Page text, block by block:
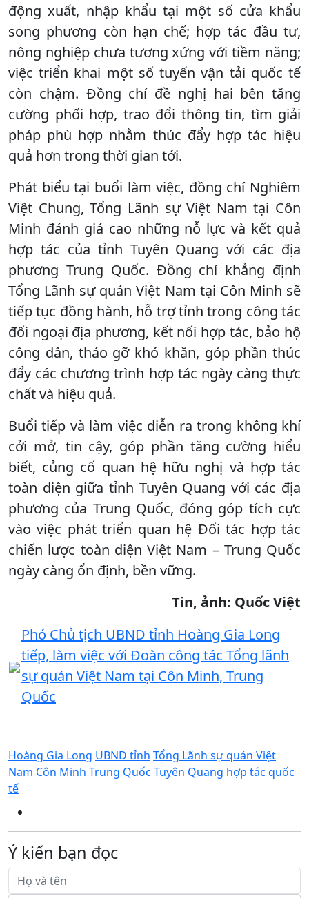
động xuất, nhập khẩu tại một số cửa khẩu
song phương còn hạn chế; hợp tác đầu tư,
nông nghiệp chưa tương xứng với tiềm năng;
việc triển khai một số tuyến vận tải quốc tế
còn chậm. Đồng chí đề nghị hai bên tăng
cường phối hợp, trao đổi thông tin, tìm giải
pháp phù hợp nhằm thúc đẩy hợp tác hiệu
quả hơn trong thời gian tới.
Phát biểu tại buổi làm việc, đồng chí Nghiêm
Việt Chung, Tổng Lãnh sự Việt Nam tại Côn
Minh đánh giá cao những nỗ lực và kết quả
hợp tác của tỉnh Tuyên Quang với các địa
phương Trung Quốc. Đồng chí khẳng định
Tổng Lãnh sự quán Việt Nam tại Côn Minh sẽ
tiếp tục đồng hành, hỗ trợ tỉnh trong công tác
đối ngoại địa phương, kết nối hợp tác, bảo hộ
công dân, tháo gỡ khó khăn, góp phần thúc
đẩy các chương trình hợp tác ngày càng thực
chất và hiệu quả.
Buổi tiếp và làm việc diễn ra trong không khí
cởi mở, tin cậy, góp phần tăng cường hiểu
biết, củng cố quan hệ hữu nghị và hợp tác
toàn diện giữa tỉnh Tuyên Quang với các địa
phương của Trung Quốc, đóng góp tích cực
vào việc phát triển quan hệ Đối tác hợp tác
chiến lược toàn diện Việt Nam – Trung Quốc
ngày càng ổn định, bền vững.
Tin, ảnh: Quốc Việt
Phó Chủ tịch UBND tỉnh Hoàng Gia Long
tiếp, làm việc với Đoàn công tác Tổng lãnh
sự quán Việt Nam tại Côn Minh, Trung
Quốc
Hoàng Gia Long UBND tỉnh Tổng Lãnh sự quán Việt
Nam Côn Minh Trung Quốc Tuyên Quang hợp tác quốc
tế
Ý kiến bạn đọc